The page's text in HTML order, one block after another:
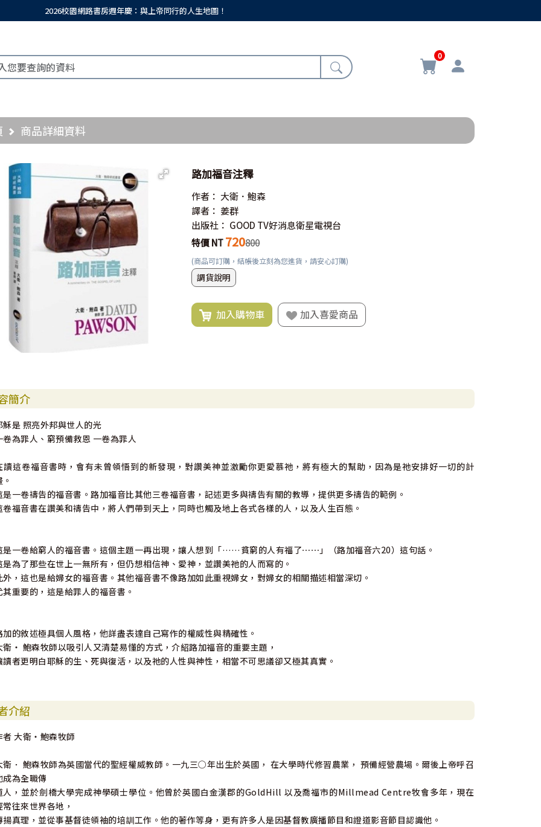
2026校園網路書房週年慶：與上帝同行的人生地圖！
0
商品詳細資料
路加福音注釋
作者： 大衛．鮑森
譯者： 姜群
出版社： GOOD TV好消息衛星電視台
特價 NT720800
(商品可訂購，結帳後立刻為您進貨，請安心訂購)
調貨說明
加入購物車 加入喜愛商品
簡介
穌是 照亮外邦與世人的光
卷為罪人、窮預備救恩 一卷為罪人
讀這卷福音書時，會有未曾領悟到的新發現，對讚美神並激勵你更愛慕祂，將有極大的幫助，因為是祂安排好一切的計
是一卷禱告的福音書。路加福音比其他三卷福音書，記述更多與禱告有關的教導，提供更多禱告的範例。
卷福音書在讚美和禱告中，將人們帶到天上，同時也觸及地上各式各樣的人，以及人生百態。
是一卷給窮人的福音書。這個主題一再出現，讓人想到「……貧窮的人有福了⋯⋯」（路加福音六20）這句話。
是為了那些在世上一無所有，但仍想相信神、愛神，並讚美祂的人而寫的。
外，這也是給婦女的福音書。其他福音書不像路加如此重視婦女，對婦女的相關描述相當深切。
其重要的，這是給罪人的福音書。
加的敘述極具個人風格，他詳盡表達自己寫作的權威性與精確性。
衛‧ 鮑森牧師以吸引人又清楚易懂的方式，介紹路加福音的重要主題，
讀者更明白耶穌的生、死與復活，以及祂的人性與神性，相當不可思議卻又極其真實。
介紹
者 大衛・鮑森牧師
衛． 鮑森牧師為英國當代的聖經權威教師。一九三○年出生於英國， 在大學時代修習農業， 預備經營農場。爾後上帝呼召
成為全職傳
人，並於劍橋大學完成神學碩士學位。他曾於英國白金漢郡的GoldHill 以及喬福市的Millmead Centre牧會多年，現在
常往來世界各地，
揚真理，並從事基督徒領袖的培訓工作。他的著作等身，更有許多人是因基督教廣播節目和證道影音節目認識他。